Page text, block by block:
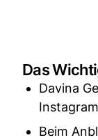
Das
Davina
Beim